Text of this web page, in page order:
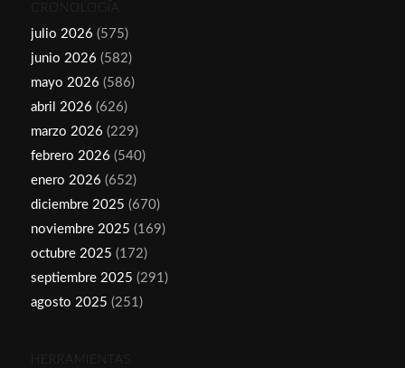
CRONOLOGÍA
julio 2026 (575)
junio 2026 (582)
mayo 2026 (586)
abril 2026 (626)
marzo 2026 (229)
febrero 2026 (540)
enero 2026 (652)
diciembre 2025 (670)
noviembre 2025 (169)
octubre 2025 (172)
septiembre 2025 (291)
agosto 2025 (251)
HERRAMIENTAS